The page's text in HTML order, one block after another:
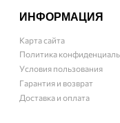
ИНФОРМАЦИЯ
Карта сайта
Политика
Условия пользования
Гарантия и возврат
Доставка и оплата